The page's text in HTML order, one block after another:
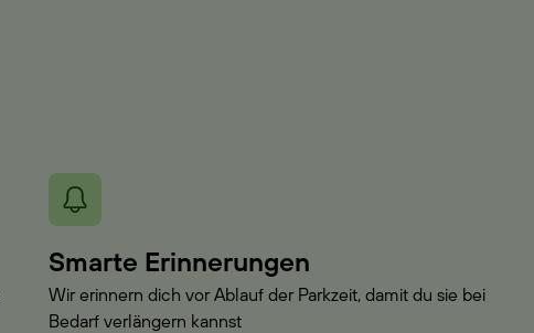
Smarte Erinnerungen
Wir erinnern dich vor Ablauf der Parkzeit, damit du sie bei
Bedarf verlängern kannst